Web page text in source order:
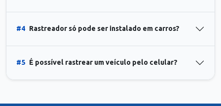
#4 Rastreador só pode ser instalado em carros?
#5 É possível rastrear um veículo pelo celular?